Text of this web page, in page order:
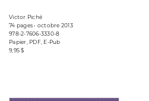
Victor Piché
74 pages • octobre 2013
978-2-7606-3330-8
Papier, PDF, E-Pub
9,95 $